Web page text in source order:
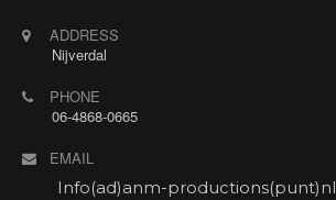
ADDRESS
Nijverdal
PHONE
06-4868-0665
EMAIL
Info(ad)anm-productions(punt)nl